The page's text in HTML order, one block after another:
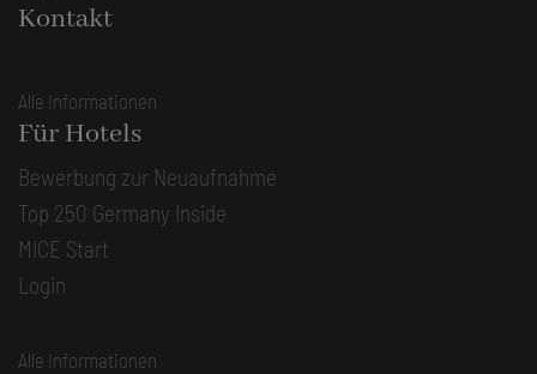
Kontakt
Alle Informationen
Für Hotels
Bewerbung zur Neuaufnahme
Top 250 Germany Inside
MICE Start
Login
Alle Informationen